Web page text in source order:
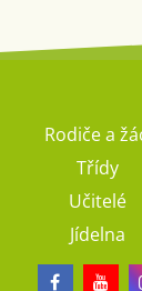
Rodiče a
Třídy
Učitelé
Jídelna